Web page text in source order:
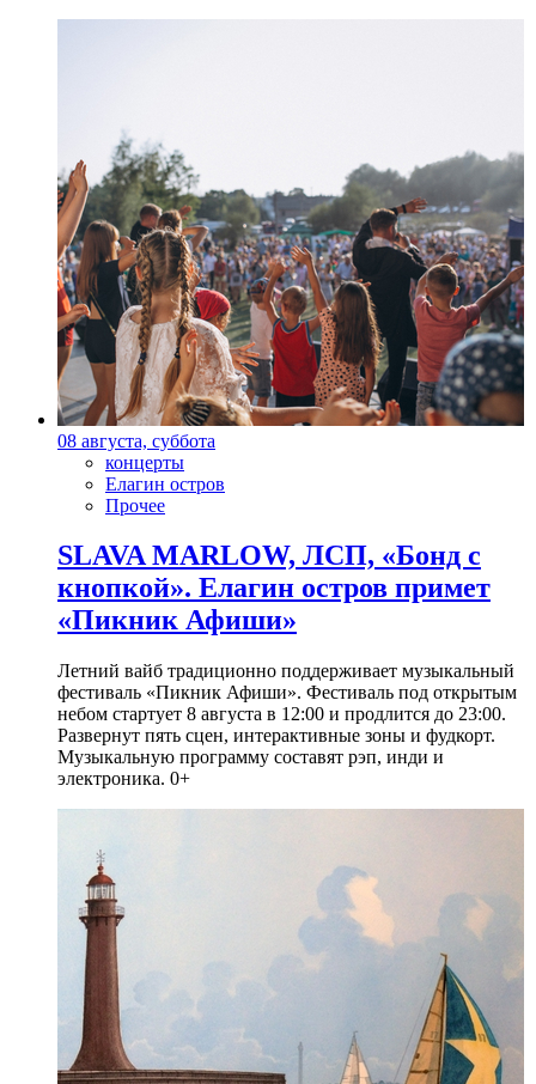
08 августа, суббота
концерты
Елагин остров
Прочее
SLAVA MARLOW, ЛСП, «Бонд с
кнопкой». Елагин остров примет
«Пикник Афиши»
Летний вайб традиционно поддерживает музыкальный
фестиваль «Пикник Афиши». Фестиваль под открытым
небом стартует 8 августа в 12:00 и продлится до 23:00.
Развернут пять сцен, интерактивные зоны и фудкорт.
Музыкальную программу составят рэп, инди и
электроника. 0+